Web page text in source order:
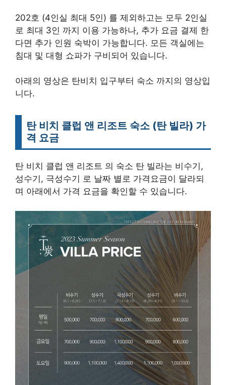
202호 (4인실 최대 5인) 를 제외하고는 모두 2인실
로 최대 3인 까지 이용 가능하나, 추가 요금 결제 한
다면 추가 인원 숙박이 가능합니다. 모든 객실에는
침대 및 대형 쇼파가 구비되어 있습니다.
아래의 영상은 탄비치 입구부터 숙소 까지의 영상입
니다.
탄 비치 클럽 앤 리조트 숙소 (탄 빌라) 가
격 요금
탄 비치 클럽 앤 리조트 의 숙소 탄 빌라는 비수기,
성수기, 극성수기 로 날짜 별로 가격요금이 달라되
며 아래에서 가격 요금을 확인할 수 있습니다.